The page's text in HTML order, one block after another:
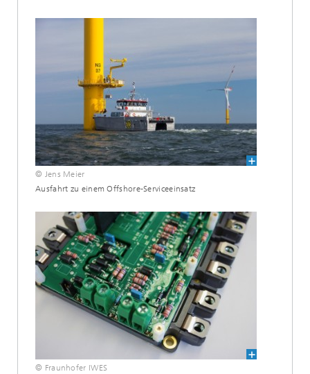
© Jens Meier
Ausfahrt zu einem Offshore-Serviceeinsatz
© Fraunhofer IWES